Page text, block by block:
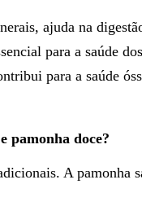
ajuda na
para a saúde
para a saúde
pamonha doce?
A pamonha